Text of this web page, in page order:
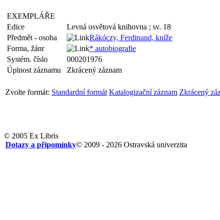
EXEMPLÁŘE
Edice
Levná osvětová knihovna ; sv. 18
Předmět - osoba
Rákóczy, Ferdinand, kníže
Forma, žánr
* autobiografie
Systém. číslo
000201976
Úplnost záznamu
Zkrácený záznam
Zvolte formát: Standardní formát Katalogizační záznam Zkrácený
© 2005 Ex Libris
© 2009 - 2026 Ostravská univerzita
Dotazy a připomínky